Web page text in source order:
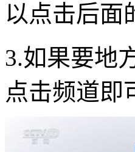
以点击后面
3.如果要地
点击频道即